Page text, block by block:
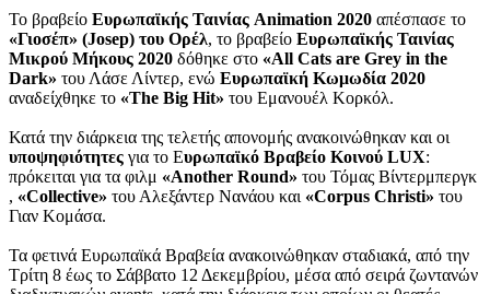
Το βραβείο Ευρωπαϊκής Ταινίας Animation 2020 απέσπασε το
«Γιοσέπ» (Josep) του Ορέλ, το βραβείο Ευρωπαϊκής Ταινίας
Μικρού Μήκους 2020 δόθηκε στο «All Cats are Grey in the
Dark» του Λάσε Λίντερ, ενώ Ευρωπαϊκή Κωμωδία 2020
αναδείχθηκε το «The Big Hit» του Εμανουέλ Κορκόλ.
Κατά την διάρκεια της τελετής απονομής ανακοινώθηκαν και οι
υποψηφιότητες για το Ευρωπαϊκό Βραβείο Κοινού LUX:
πρόκειται για τα φιλμ «Another Round» του Τόμας Βίντερμπεργκ
, «Collective» του Αλεξάντερ Νανάου και «Corpus Christi» του
Γιαν Κομάσα.
Τα φετινά Ευρωπαϊκά Βραβεία ανακοινώθηκαν σταδιακά, από την
Τρίτη 8 έως το Σάββατο 12 Δεκεμβρίου, μέσα από σειρά ζωντανών